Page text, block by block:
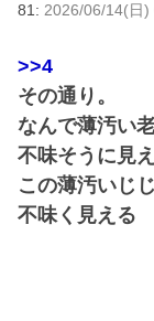
81: 2026/06/14(日
>>4
その通り。
なんで薄汚い
不味そうに見
この薄汚いじ
不味く見える